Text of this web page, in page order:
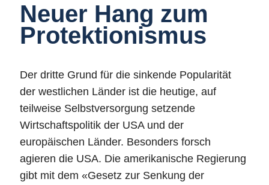
Neuer Hang zum
Protektionismus
Der dritte Grund für die sinkende Popularität
der westlichen Länder ist die heutige, auf
teilweise Selbstversorgung setzende
Wirtschaftspolitik der USA und der
europäischen Länder. Besonders forsch
agieren die USA. Die amerikanische Regierung
gibt mit dem «Gesetz zur Senkung der